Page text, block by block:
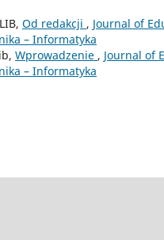
Od redakcji , Journal of
– Informatyka
Wprowadzenie , Journal of
– Informatyka